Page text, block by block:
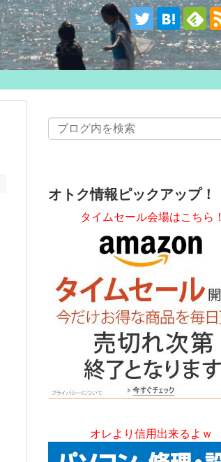
オトク情報ピックアップ！
タイムセール会場はこちら！
オレより信用出来るよｗ